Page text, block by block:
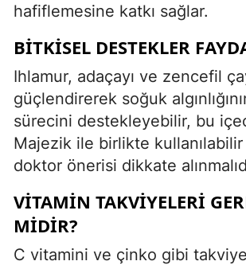
hafiflemesine katkı sağlar.
BITKISEL DESTEKLER
Ihlamur, adaçayı ve zencefil
güçlendirerek soğuk
sürecini destekleyebilir, bu
Majezik ile birlikte
doktor önerisi dikkate
VITAMIN TAKVIYELERI
MIDIR?
C vitamini ve çinko gibi